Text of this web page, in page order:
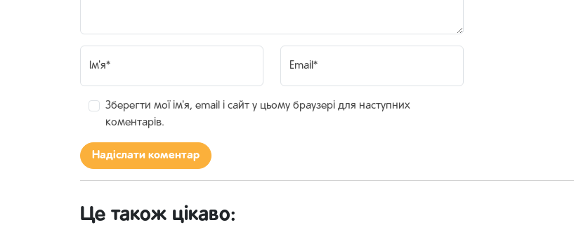
Ім'я* Email*
Зберегти мої ім'я, email і сайт у цьому браузері для наступних
коментарів.
Це також цікаво: